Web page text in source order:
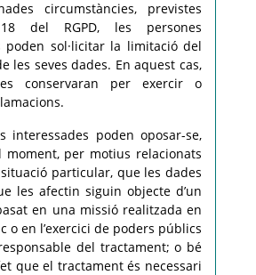
circumstàncies, previstes
del RGPD, les persones
poden sol·licitar la limitació del
les seves dades. En aquest cas,
conservaran per exercir o
interessades poden oposar-se,
moment, per motius relacionats
particular, que les dades
les afectin siguin objecte d’un
en una missió realitzada en
o en l’exercici de poders públics
del tractament; o bé
que el tractament és necessari